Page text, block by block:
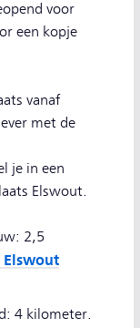
voor
een kopje
vanaf
met de
je in een
Elswout.
2,5
4 kilometer.